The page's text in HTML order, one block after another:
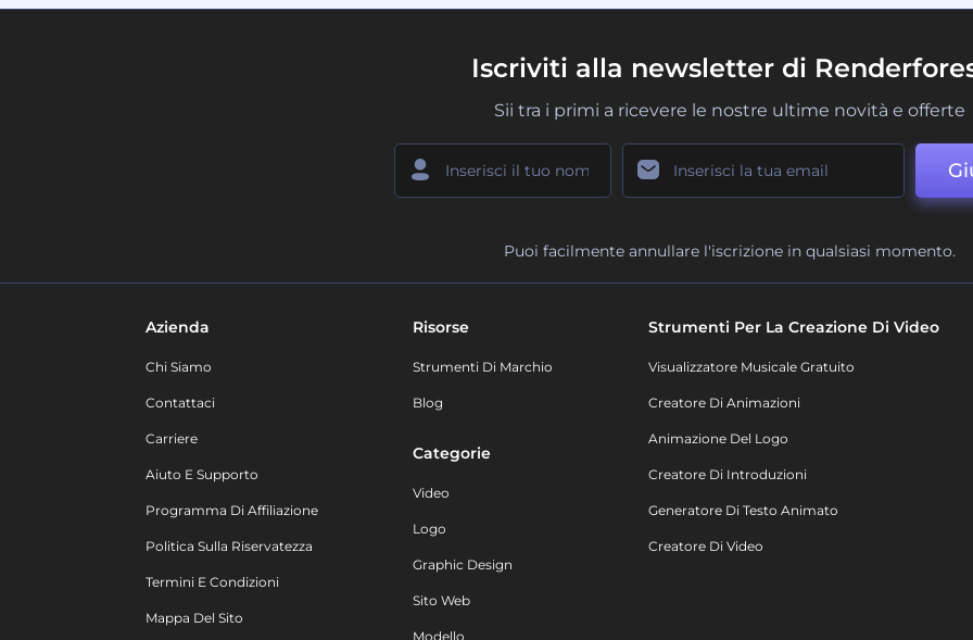
Iscriviti alla newsletter di
Sii tra i primi a ricevere le nostre ultime novità e offerte
Puoi facilmente annullare l'iscrizione in qualsiasi momento.
Azienda
Chi Siamo
Contattaci
Carriere
Aiuto E Supporto
Programma Di Affiliazione
Politica Sulla Riservatezza
Termini E Condizioni
Mappa Del Sito
Risorse
Strumenti Di Marchio
Blog
Categorie
Video
Logo
Graphic Design
Sito Web
Modello
Strumenti Per La Creazione Di Video
Visualizzatore Musicale Gratuito
Creatore Di Animazioni
Animazione Del Logo
Creatore Di Introduzioni
Generatore Di Testo Animato
Creatore Di Video